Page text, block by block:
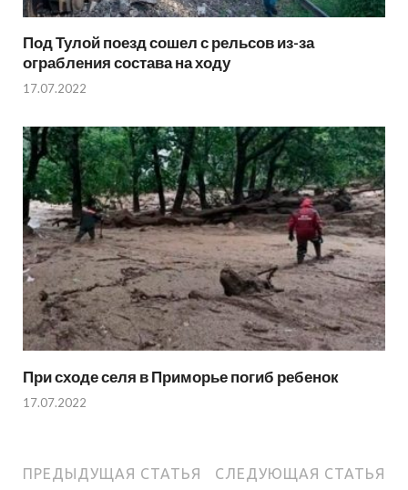
Под Тулой поезд сошел с рельсов из-за
ограбления состава на ходу
17.07.2022
При сходе селя в Приморье погиб ребенок
17.07.2022
ПРЕДЫДУЩАЯ СТАТЬЯ СЛЕДУЮЩАЯ СТАТЬЯ